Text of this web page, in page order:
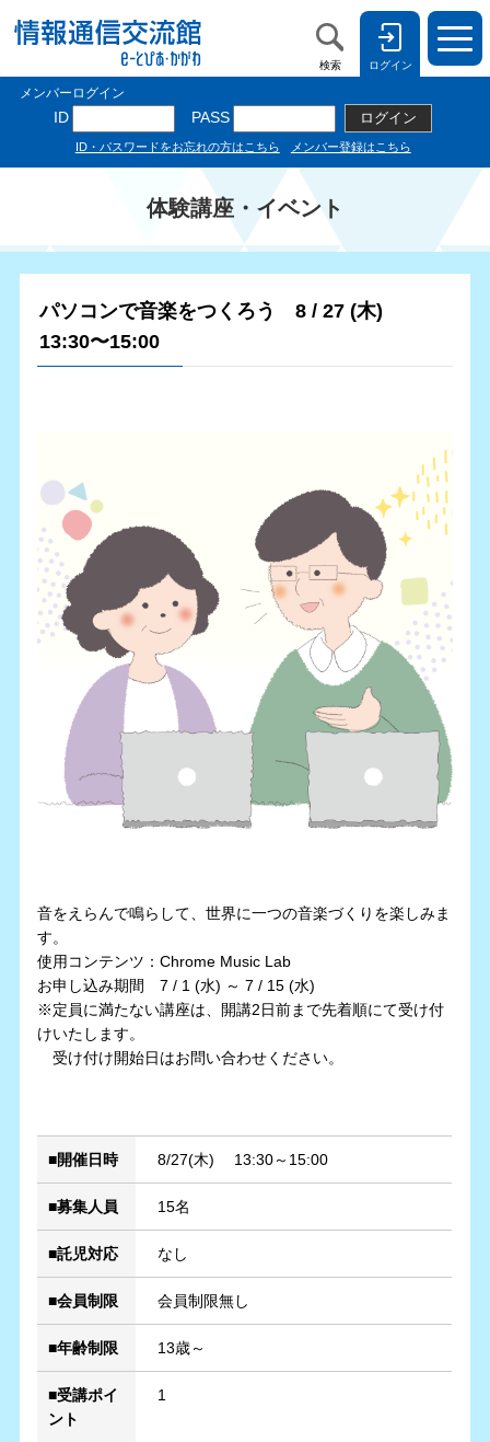
検索 ログイン
体験講座・イベント
パソコンで音楽をつくろう 8 / 27 (木)
13:30〜15:00
音をえらんで鳴らして、世界に一つの音楽づくりを楽しみま
す。
使用コンテンツ：Chrome Music Lab
お申し込み期間 7 / 1 (水) ～ 7 / 15 (水)
※定員に満たない講座は、開講2日前まで先着順にて受け付
けいたします。
受け付け開始日はお問い合わせください。